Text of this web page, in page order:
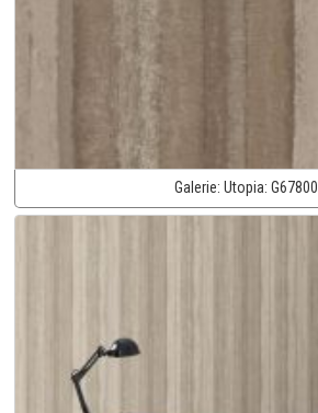
Galerie: Utopia: G67800